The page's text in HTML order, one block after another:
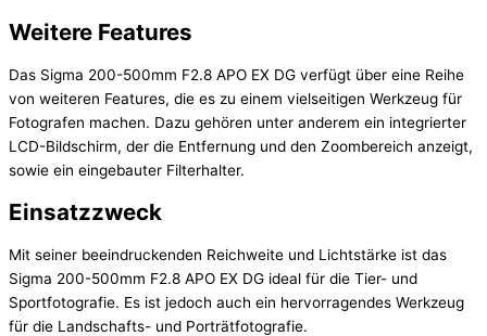
Weitere Features
Das Sigma 200-500mm F2.8 APO EX DG verfügt über eine Reihe
von weiteren Features, die es zu einem vielseitigen Werkzeug für
Fotografen machen. Dazu gehören unter anderem ein integrierter
LCD-Bildschirm, der die Entfernung und den Zoombereich anzeigt,
sowie ein eingebauter Filterhalter.
Einsatzzweck
Mit seiner beeindruckenden Reichweite und Lichtstärke ist das
Sigma 200-500mm F2.8 APO EX DG ideal für die Tier- und
Sportfotografie. Es ist jedoch auch ein hervorragendes Werkzeug
für die Landschafts- und Porträtfotografie.